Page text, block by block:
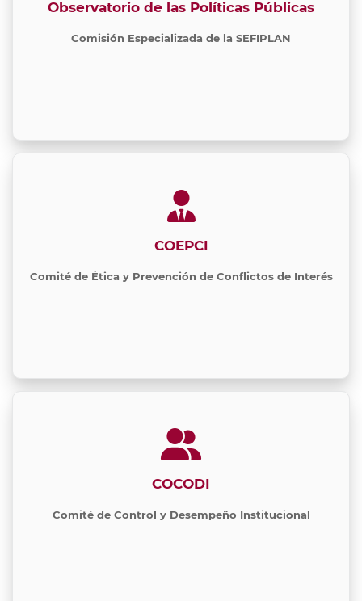
Observatorio de las Políticas Públicas
Comisión Especializada de la SEFIPLAN
COEPCI
Comité de Ética y Prevención de Conflictos de Interés
COCODI
Comité de Control y Desempeño Institucional